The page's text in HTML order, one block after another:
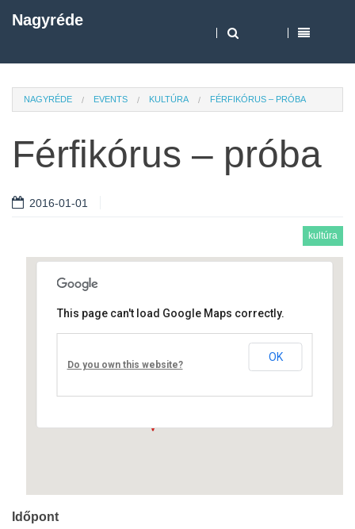
Nagyréde
NAGYRÉDE EVENTS KULTÚRA FÉRFIKÓRUS – PRÓBA
Férfikórus – próba
2016-01-01
kultúra
Művelődési ház
Fő út 8 - Nagyréde
This page can't load Google Maps correctly.
Do you own this website?
OK
Időpont